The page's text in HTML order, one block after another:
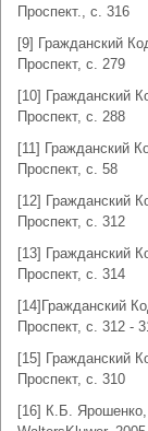
Проспект., с. 316
[9] Гражданский
Проспект, с. 279
[10] Гражданский
Проспект, с. 288
[11] Гражданский
Проспект, с. 58
[12] Гражданский
Проспект, с. 312
[13] Гражданский
Проспект, с. 314
[14]Гражданский
Проспект, с. 312 -
[15] Гражданский
Проспект, с. 310
[16] К.Б.